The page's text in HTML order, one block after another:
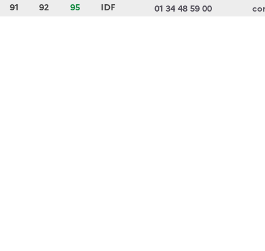
91 92 95 IDF 01 34 48 59 00